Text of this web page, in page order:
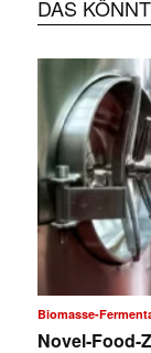
DAS
Biomasse-
Novel-Food-